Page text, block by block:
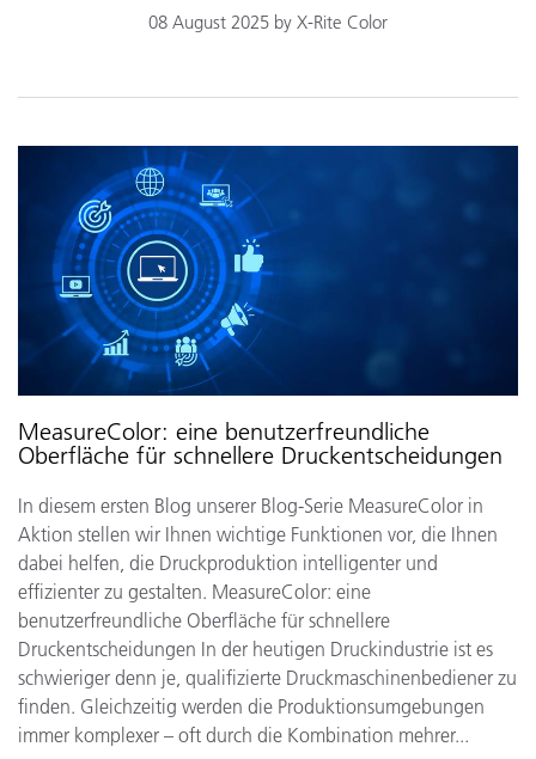
08 August 2025 by X-Rite Color
MeasureColor: eine benutzerfreundliche
Oberfläche für schnellere Druckentscheidungen
In diesem ersten Blog unserer Blog-Serie MeasureColor in
Aktion stellen wir Ihnen wichtige Funktionen vor, die Ihnen
dabei helfen, die Druckproduktion intelligenter und
effizienter zu gestalten. MeasureColor: eine
benutzerfreundliche Oberfläche für schnellere
Druckentscheidungen In der heutigen Druckindustrie ist es
schwieriger denn je, qualifizierte Druckmaschinenbediener zu
finden. Gleichzeitig werden die Produktionsumgebungen
immer komplexer – oft durch die Kombination mehrer...